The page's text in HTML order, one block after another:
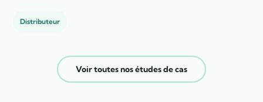
Distributeur
Voir toutes nos études de cas